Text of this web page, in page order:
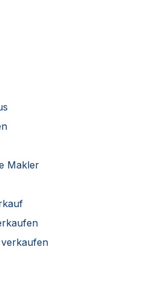
Makler
verkaufen